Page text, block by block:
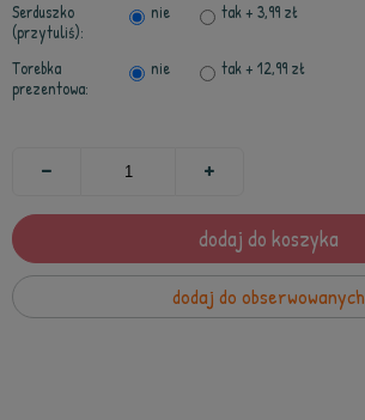
Serduszko
(przytuliś):
nie tak+ 3,99 zł
Torebka
prezentowa:
nie tak+ 12,99 zł
dodaj do koszyka
dodaj do obserwowanych